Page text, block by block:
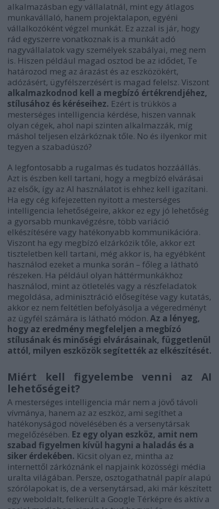
alkalmazásban egy vállalatnál, mint egy átlagos
munkavállaló, hanem projektalapon, egyéni
vállalkozóként végzel munkát. Ez azzal is jár, hogy
rád egyszerre vonatkoznak is a munkát adó
nagyvállalatok vagy személyek szabályai, meg nem
is. Hiszen például magad osztod be az idődet, Te
határozod meg az árazást és az eszközökért,
adózásért, ügyfélszerzésért is magad felelsz. Viszont
alkalmazkodnod kell a megbízó értékrendjéhez,
stílusához és kéréseihez. Ezért is trükkös a
mesterséges intelligencia kérdése, hiszen vannak
olyan cégek, ahol napi szinten alkalmazzák, míg
máshol teljesen elzárkóznak tőle. No és ilyenkor mit
tegyen a szabadúszó?
A legfontosabb a rugalmas és tudatos hozzáállás.
Azt is észben kell tartani, hogy a megbízó elvárásai
az elsők, így az AI használatot is ehhez kell igazítani.
Ha egy cég kifejezetten nyitott a mesterséges
intelligencia lehetőségeire, akkor ez egy jó lehetőség
a gyorsabb munkavégzésre, több variáció
elkészítésére vagy hatékonyabb kommunikációra.
Viszont ha egy megbízó elzárkózik tőle, akkor ezt
tiszteletben kell tartani, még akkor is, ha egyébként
használod ezeket a munka során – főleg a látható
részeken. Ha például olyan háttérmunkákhoz
használod, mint az ötletelés vagy a részfeladatok
megoldása, adminisztráció elősegítése vagy kutatás,
akkor ez nem feltétlen befolyásolja a végeredményt
az ügyfél számára is látható módon. Az a lényeg,
hogy az eredmény megfeleljen a megbízó
stílusának és minőségi elvárásainak, függetlenül
attól, milyen eszközök segítették az elkészítését.
Miért kell figyelembe venni az AI
lehetőségeit?
A mesterséges intelligencia már nem a jövő távoli
vívmánya, hanem az az eszköz, ami segíthet a
hatékonyságod növelésében és a versenytársak
megelőzésében. Ez egy olyan eszköz, amit nem
szabad figyelmen kívül hagyni a haladás és a
siker érdekében. Kicsit olyan ez, mintha az
internettől zárkóznánk el napjaink közösségi média
uralta világában. Persze, osztogathatnál papír alapú
szórólapokat is, de a versenytársad, aki már készített
egy weboldalt, felkerült a Google Térképre és aktív a